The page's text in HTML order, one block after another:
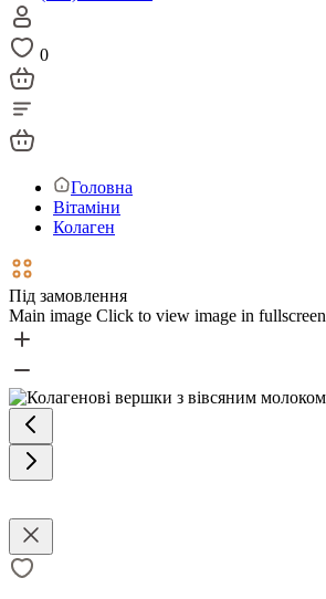
0
Головна
Вітаміни
Колаген
Під замовлення
Main image Click to view image in fullscreen